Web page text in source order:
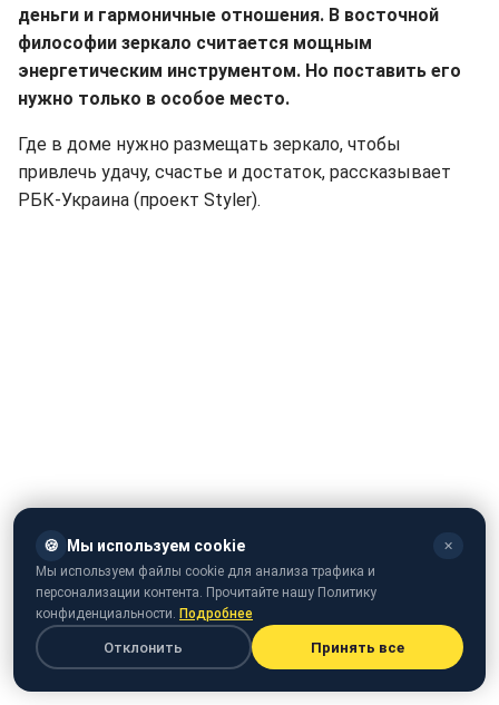
деньги и гармоничные отношения. В восточной
философии зеркало считается мощным
энергетическим инструментом. Но поставить его
нужно только в особое место.
Где в доме нужно размещать зеркало, чтобы
привлечь удачу, счастье и достаток, рассказывает
РБК-Украина (проект Styler).
🍪 Мы используем cookie ✕
Мы используем файлы cookie для анализа трафика и
персонализации контента. Прочитайте нашу Политику
конфиденциальности. Подробнее
Отклонить Принять все